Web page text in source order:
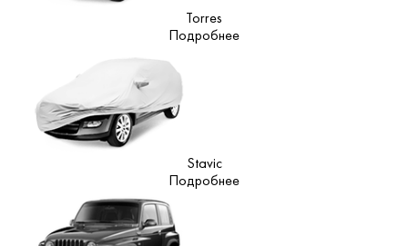
Torres
Подробнее
Stavic
Подробнее